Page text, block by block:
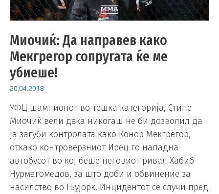
Миочиќ: Да направев како
Мекгрегор сопругата ќе ме
убиеше!
20.04.2018
УФЦ шампионот во тешка категорија, Стипе
Миочиќ вели дека никогаш не би дозволил да
ја загуби контролата како Конор Мекгрегор,
откако контроверзниот Ирец го нападна
автобусот во кој беше неговиот ривал Хабиб
Нурмагомедов, за што доби и обвинение за
насилство во Њујорк. Инцидентот се случи пред